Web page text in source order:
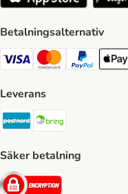
Betalningsalternativ
VISA Payment Method
Mastercard Payment
PaypalApple
Leverans
Postnord Shipping
Säker betalning
Security